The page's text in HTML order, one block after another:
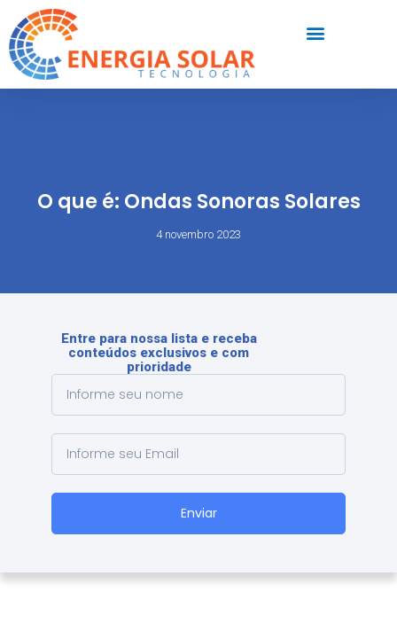
O que é: Ondas Sonoras Solares
4 novembro 2023
Enviar
Entre para nossa lista e receba
conteúdos exclusivos e com
prioridade